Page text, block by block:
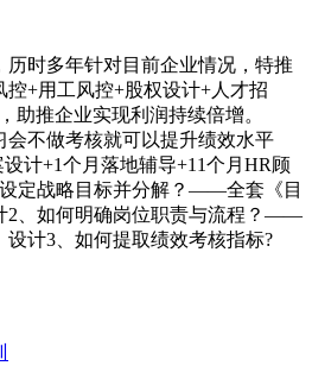
历时多年针对目前企业情况，特推
控+用工风控+股权设计+人才招
助推企业实现利润持续倍增。
会不做考核就可以提升绩效水平
计+1个月落地辅导+11个月HR顾
定战略目标并分解？——全套《目
2、如何明确岗位职责与流程？——
计3、如何提取绩效考核指标?